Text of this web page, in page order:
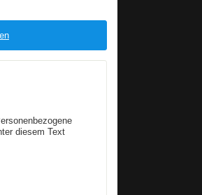
diesem Text